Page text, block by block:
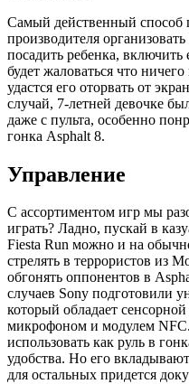
Самый действенный способ
производителя
посадить ребенка,
будет жаловаться что
удастся его оторвать от
случай, 7-летней девочке
даже с пульта, особенно
гонка Asphalt 8.
Управление
С ассортиментом игр мы
играть? Ладно, пускай в
Fiesta Run можно и на
стрелять в террористов из
обгонять оппонентов в
случаев Sony подготовили
который обладает
микрофоном и модулем
использовать как руль в
удобства. Но его
для остальных придется